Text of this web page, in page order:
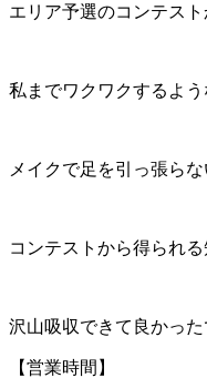
エリア予選のコンテス
私までワクワクするよう
メイクで足を引っ張ら
コンテストから得られ
沢山吸収できて良かった
【営業時間】